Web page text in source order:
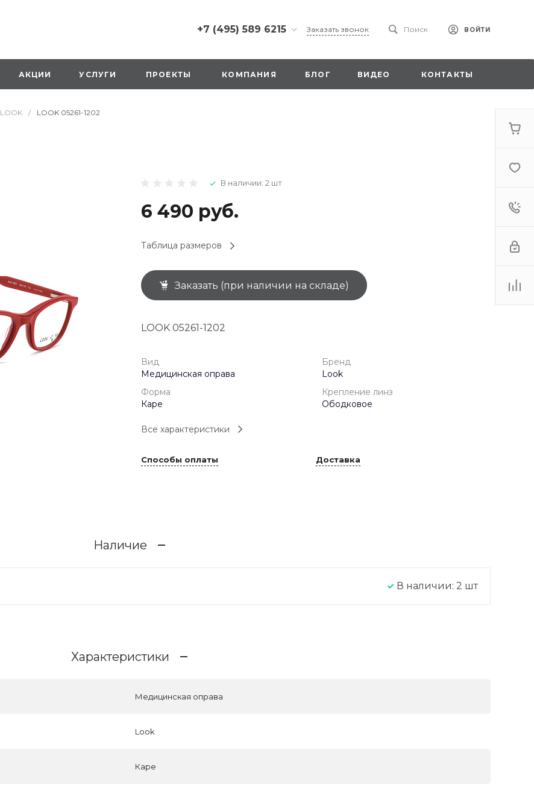
+7 (495) 589 6215
+7 (495) 589 6215
г. Москва, Русаковская
ул., д.1, вход с улицы со
стороны ТТК
г. Москва,
оранжевая вывеска
напротив «Перекрестка»
на 1 этаже
1 мая: 10:00-19:00
+7 (926) 092 4274
г. Королёв, пр-т
(0-9)
1 мая: 10:00-19:00
9 мая: 10:00-19:00
Заказать звонок Поиск ВОЙТИ
АКЦИИ УСЛУГИ ПРОЕКТЫ КОМПАНИЯ БЛОГ ВИДЕО КОНТАКТЫ
LOOK / LOOK 05261-1202
В наличии: 2 шт
6 490 руб.
Таблица размеров
Заказать (при наличии на складе)
LOOK 05261-1202
Вид
Медицинская оправа
Бренд
Look
Форма
Каре
Крепление линз
Ободковое
Все характеристики
Способы оплаты Доставка
Наличие
В наличии: 2 шт
Характеристики
Медицинская оправа
Look
Каре